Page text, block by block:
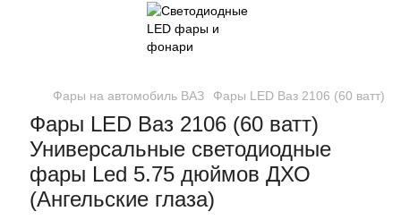
Фары на автомобиль ВАЗ Фары LED Ваз 2106 (60 ватт)
Фары LED Ваз 2106 (60 ватт)
Универсальные светодиодные
фары Led 5.75 дюймов ДХО
(Ангельские глаза)